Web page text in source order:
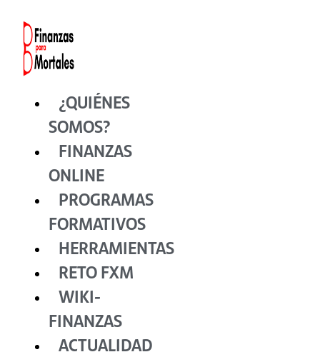
contenido
¿QUIÉNES
SOMOS?
FINANZAS
ONLINE
PROGRAMAS
FORMATIVOS
HERRAMIENTAS
RETO FXM
WIKI-
FINANZAS
ACTUALIDAD